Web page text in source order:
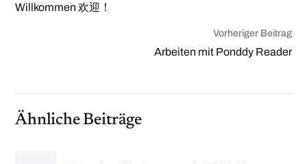
Willkommen 欢迎！
Vorheriger Beitrag
Arbeiten mit Ponddy Reader
Ähnliche Beiträge